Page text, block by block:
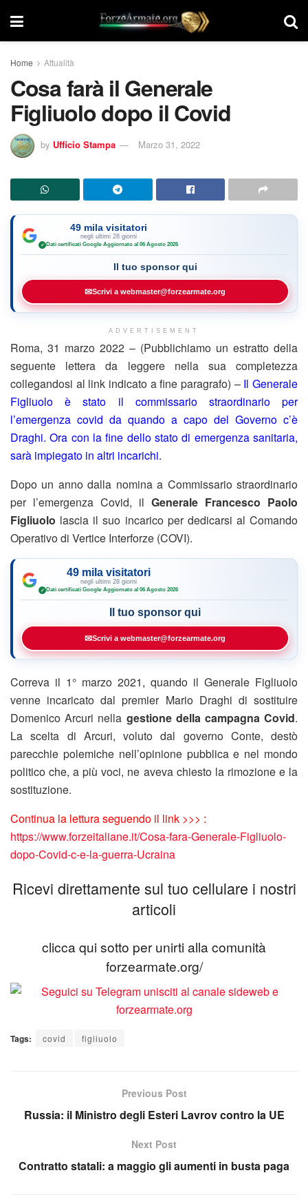
Home Attualità
Cosa farà il Generale
Figliuolo dopo il Covid
by Ufficio Stampa Marzo 31, 2022
49 mila visitatori
negli ultimi 28 giorni
✓ Dati certificati Google·Aggiornato al 06 Agosto 2026
Il tuo sponsor qui
✉Scrivi a webmaster@forzearmate.org
ADVERTISEMENT
Roma, 31 marzo 2022 – (Pubblichiamo un estratto della
seguente lettera da leggere nella sua completezza
collegandosi al link indicato a fine paragrafo) – Il Generale
Figliuolo è stato il commissario straordinario per
l’emergenza covid da quando a capo del Governo c’è
Draghi. Ora con la fine dello stato di emergenza sanitaria,
sarà impiegato in altri incarichi.
Dopo un anno dalla nomina a Commissario straordinario
per l’emergenza Covid, il Generale Francesco Paolo
Figliuolo lascia il suo incarico per dedicarsi al Comando
Operativo di Vertice Interforze (COVI).
49 mila visitatori
negli ultimi 28 giorni
✓ Dati certificati Google·Aggiornato al 06 Agosto 2026
Il tuo sponsor qui
✉Scrivi a webmaster@forzearmate.org
Correva il 1° marzo 2021, quando il Generale Figliuolo
venne incaricato dal premier Mario Draghi di sostituire
Domenico Arcuri nella gestione della campagna Covid.
La scelta di Arcuri, voluto dal governo Conte, destò
parecchie polemiche nell’opinione pubblica e nel mondo
politico che, a più voci, ne aveva chiesto la rimozione e la
sostituzione.
Continua la lettura seguendo il link >>> :
https://www.forzeitaliane.it/Cosa-fara-Generale-Figliuolo-
dopo-Covid-c-e-la-guerra-Ucraina
Ricevi direttamente sul tuo cellulare i nostri
articoli
clicca qui sotto per unirti alla comunità
forzearmate.org/
Tags: covid figliuolo
Previous Post
Russia: il Ministro degli Esteri Lavrov contro la UE
Next Post
Contratto statali: a maggio gli aumenti in busta paga